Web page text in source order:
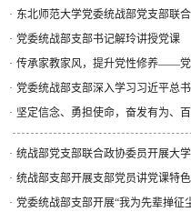
· 东北师范大学党委统战部党支部联
· 党委统战部支部书记解玲讲授党课
· 传承家教家风，提升党性修养——党
· 党委统战部支部深入学习习近平总
· 坚定信念、勇担使命，奋发有为、
· 统战部党支部联合政协委员开展大
· 统战部支部开展支部党员讲党课特
· 党委统战部支部开展“我为先辈掸征